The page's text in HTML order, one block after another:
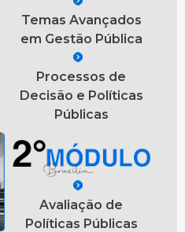
Temas Avançados
em Gestão Pública
Processos de
Decisão e Políticas
Públicas
Avaliação de
Políticas Públicas